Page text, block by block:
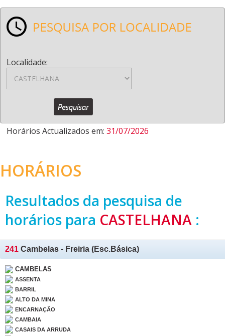
Localidade:
Horários Actualizados em: 31/07/2026
HORÁRIOS
Resultados da pesquisa de
horários para CASTELHANA :
241 Cambelas - Freiria (Esc.Básica)
CAMBELAS
ASSENTA
BARRIL
ALTO DA MINA
ENCARNAÇÃO
CAMBAIA
CASAIS DA ARRUDA